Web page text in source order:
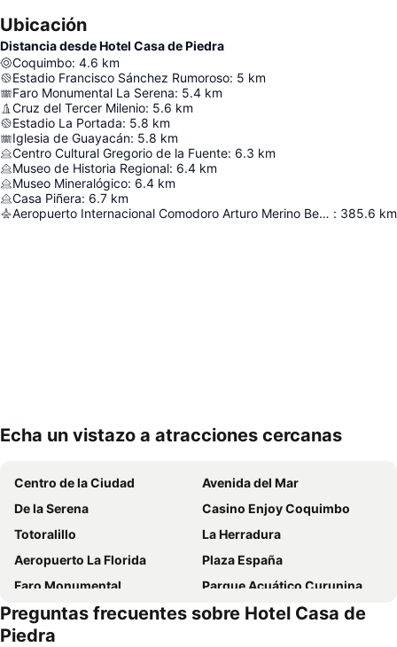
Ubicación
Distancia desde Hotel Casa de Piedra
Coquimbo: 4.6 km
Estadio Francisco Sánchez Rumoroso: 5 km
Faro Monumental La Serena: 5.4 km
Cruz del Tercer Milenio: 5.6 km
Estadio La Portada: 5.8 km
Iglesia de Guayacán: 5.8 km
Centro Cultural Gregorio de la Fuente: 6.3 km
Museo de Historia Regional: 6.4 km
Museo Mineralógico: 6.4 km
Casa Piñera: 6.7 km
Aeropuerto Internacional Comodoro Arturo Merino Benítez : 385.6 km
Echa un vistazo a atracciones cercanas
Centro de la Ciudad
Avenida del Mar
De la Serena
Casino Enjoy Coquimbo
Totoralillo
La Herradura
Aeropuerto La Florida
Plaza España
Faro Monumental
Parque Acuático Curunina
Puerto de Coquimbo
Museo Arqueológico de la Serena
Museo al aire libre Avenida Francisco de Aguirre
Preguntas frecuentes sobre Hotel Casa de
Piedra